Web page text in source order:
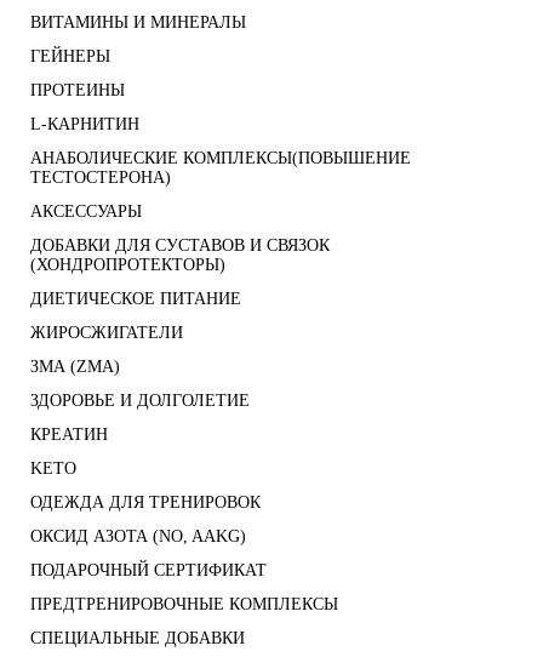
ВИТАМИНЫ И МИНЕРАЛЫ
ГЕЙНЕРЫ
ПРОТЕИНЫ
L-КАРНИТИН
АНАБОЛИЧЕСКИЕ КОМПЛЕКСЫ(ПОВЫШЕНИЕ
ТЕСТОСТЕРОНА)
АКСЕССУАРЫ
ДОБАВКИ ДЛЯ СУСТАВОВ И СВЯЗОК
(ХОНДРОПРОТЕКТОРЫ)
ДИЕТИЧЕСКОЕ ПИТАНИЕ
ЖИРОСЖИГАТЕЛИ
ЗМА (ZMA)
ЗДОРОВЬЕ И ДОЛГОЛЕТИЕ
КРЕАТИН
KETO
ОДЕЖДА ДЛЯ ТРЕНИРОВОК
ОКСИД АЗОТА (NO, AAKG)
ПОДАРОЧНЫЙ СЕРТИФИКАТ
ПРЕДТРЕНИРОВОЧНЫЕ КОМПЛЕКСЫ
СПЕЦИАЛЬНЫЕ ДОБАВКИ